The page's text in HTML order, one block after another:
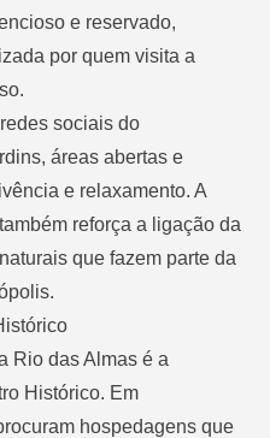
e reservado,
por quem visita a
sociais do
áreas abertas e
e relaxamento. A
reforça a ligação da
que fazem parte da
Rio das Almas é a
Histórico. Em
hospedagens que